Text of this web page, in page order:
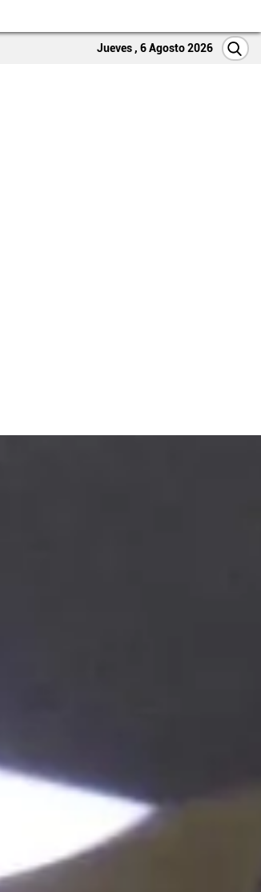
Jueves , 6 Agosto 2026